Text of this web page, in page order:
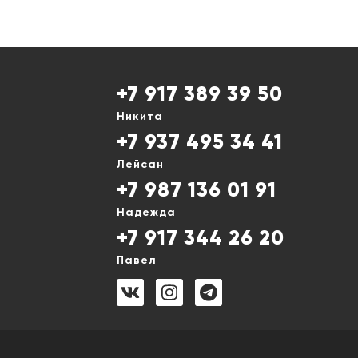
+7 917 389 39 50
Никита
+7 937 495 34 41
Лейсан
+7 987 136 01 91
Надежда
+7 917 344 26 20
Павел